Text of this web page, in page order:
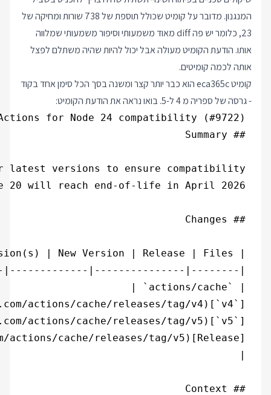
המנגנון. מדובר על קומיט שכולל תוספת של 738 שורות ומחיקה של
23, כלומר יש פה diff מאוד משמעותי וסיפור משמעותי שמלווה
אותו. הודעת הקומיט מעולה אבל יכול להיות שהיה משתלם לפצל
אותה לכמה קומיטים.
קומיט eca365c הוא כבר יותר קצר ומשנה בסך הכל סימן אחד בקוד
- גרסה של ספריה מ 4 ל-5. בואו נראה את הודעת הקומיט: